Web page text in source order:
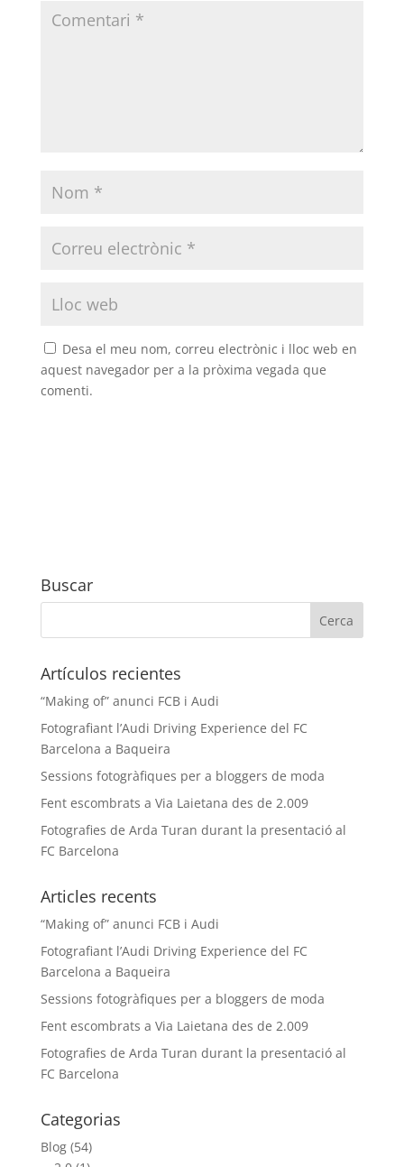
Desa el meu nom, correu electrònic i lloc web en
aquest navegador per a la pròxima vegada que
comenti.
Buscar
Artículos recientes
“Making of” anunci FCB i Audi
Fotografiant l’Audi Driving Experience del FC
Barcelona a Baqueira
Sessions fotogràfiques per a bloggers de moda
Fent escombrats a Via Laietana des de 2.009
Fotografies de Arda Turan durant la presentació al
FC Barcelona
Articles recents
“Making of” anunci FCB i Audi
Fotografiant l’Audi Driving Experience del FC
Barcelona a Baqueira
Sessions fotogràfiques per a bloggers de moda
Fent escombrats a Via Laietana des de 2.009
Fotografies de Arda Turan durant la presentació al
FC Barcelona
Categorias
Blog(54)